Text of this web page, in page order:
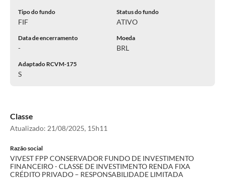
Tipo do fundo
FIF
Status do fundo
ATIVO
Data de encerramento
-
Moeda
BRL
Adaptado RCVM-175
S
Classe
Atualizado: 21/08/2025, 15h11
Razão social
VIVEST FPP CONSERVADOR FUNDO DE INVESTIMENTO
FINANCEIRO - CLASSE DE INVESTIMENTO RENDA FIXA
CRÉDITO PRIVADO – RESPONSABILIDADE LIMITADA